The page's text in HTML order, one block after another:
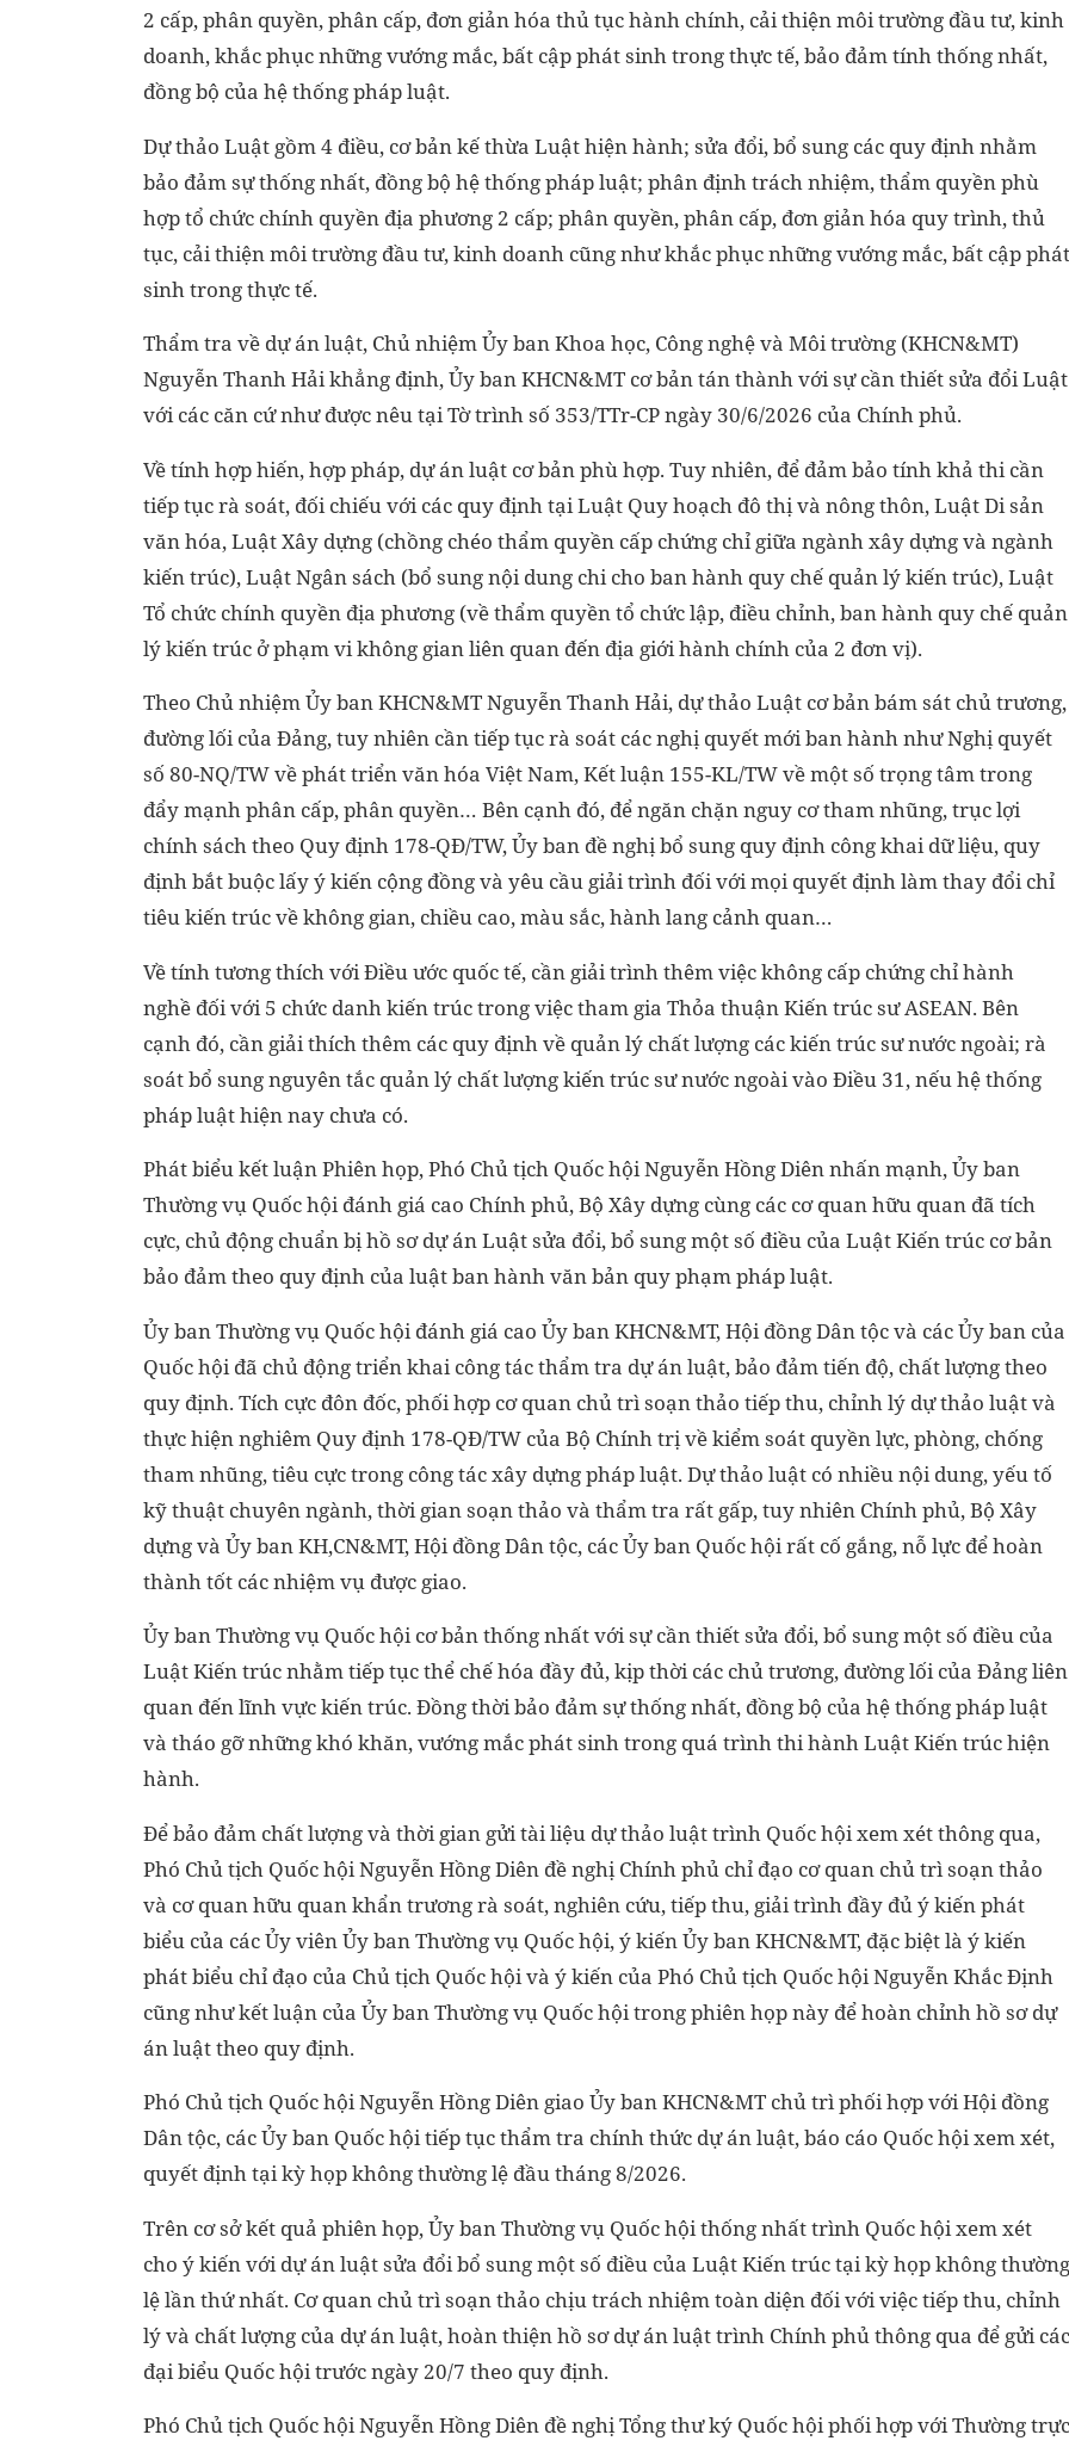
2 cấp, phân quyền, phân cấp, đơn giản hóa thủ tục hành chính, cải thiện môi trường đầu tư, kinh
doanh, khắc phục những vướng mắc, bất cập phát sinh trong thực tế, bảo đảm tính thống nhất,
đồng bộ của hệ thống pháp luật.
Dự thảo Luật gồm 4 điều, cơ bản kế thừa Luật hiện hành; sửa đổi, bổ sung các quy định nhằm
bảo đảm sự thống nhất, đồng bộ hệ thống pháp luật; phân định trách nhiệm, thẩm quyền phù
hợp tổ chức chính quyền địa phương 2 cấp; phân quyền, phân cấp, đơn giản hóa quy trình, thủ
tục, cải thiện môi trường đầu tư, kinh doanh cũng như khắc phục những vướng mắc, bất cập phát
sinh trong thực tế.
Thẩm tra về dự án luật, Chủ nhiệm Ủy ban Khoa học, Công nghệ và Môi trường (KHCN&MT)
Nguyễn Thanh Hải khẳng định, Ủy ban KHCN&MT cơ bản tán thành với sự cần thiết sửa đổi Luật
với các căn cứ như được nêu tại Tờ trình số 353/TTr-CP ngày 30/6/2026 của Chính phủ.
Về tính hợp hiến, hợp pháp, dự án luật cơ bản phù hợp. Tuy nhiên, để đảm bảo tính khả thi cần
tiếp tục rà soát, đối chiếu với các quy định tại Luật Quy hoạch đô thị và nông thôn, Luật Di sản
văn hóa, Luật Xây dựng (chồng chéo thẩm quyền cấp chứng chỉ giữa ngành xây dựng và ngành
kiến trúc), Luật Ngân sách (bổ sung nội dung chi cho ban hành quy chế quản lý kiến trúc), Luật
Tổ chức chính quyền địa phương (về thẩm quyền tổ chức lập, điều chỉnh, ban hành quy chế quản
lý kiến trúc ở phạm vi không gian liên quan đến địa giới hành chính của 2 đơn vị).
Theo Chủ nhiệm Ủy ban KHCN&MT Nguyễn Thanh Hải, dự thảo Luật cơ bản bám sát chủ trương,
đường lối của Đảng, tuy nhiên cần tiếp tục rà soát các nghị quyết mới ban hành như Nghị quyết
số 80-NQ/TW về phát triển văn hóa Việt Nam, Kết luận 155-KL/TW về một số trọng tâm trong
đẩy mạnh phân cấp, phân quyền… Bên cạnh đó, để ngăn chặn nguy cơ tham nhũng, trục lợi
chính sách theo Quy định 178-QĐ/TW, Ủy ban đề nghị bổ sung quy định công khai dữ liệu, quy
định bắt buộc lấy ý kiến cộng đồng và yêu cầu giải trình đối với mọi quyết định làm thay đổi chỉ
tiêu kiến trúc về không gian, chiều cao, màu sắc, hành lang cảnh quan…
Về tính tương thích với Điều ước quốc tế, cần giải trình thêm việc không cấp chứng chỉ hành
nghề đối với 5 chức danh kiến trúc trong việc tham gia Thỏa thuận Kiến trúc sư ASEAN. Bên
cạnh đó, cần giải thích thêm các quy định về quản lý chất lượng các kiến trúc sư nước ngoài; rà
soát bổ sung nguyên tắc quản lý chất lượng kiến trúc sư nước ngoài vào Điều 31, nếu hệ thống
pháp luật hiện nay chưa có.
Phát biểu kết luận Phiên họp, Phó Chủ tịch Quốc hội Nguyễn Hồng Diên nhấn mạnh, Ủy ban
Thường vụ Quốc hội đánh giá cao Chính phủ, Bộ Xây dựng cùng các cơ quan hữu quan đã tích
cực, chủ động chuẩn bị hồ sơ dự án Luật sửa đổi, bổ sung một số điều của Luật Kiến trúc cơ bản
bảo đảm theo quy định của luật ban hành văn bản quy phạm pháp luật.
Ủy ban Thường vụ Quốc hội đánh giá cao Ủy ban KHCN&MT, Hội đồng Dân tộc và các Ủy ban của
Quốc hội đã chủ động triển khai công tác thẩm tra dự án luật, bảo đảm tiến độ, chất lượng theo
quy định. Tích cực đôn đốc, phối hợp cơ quan chủ trì soạn thảo tiếp thu, chỉnh lý dự thảo luật và
thực hiện nghiêm Quy định 178-QĐ/TW của Bộ Chính trị về kiểm soát quyền lực, phòng, chống
tham nhũng, tiêu cực trong công tác xây dựng pháp luật. Dự thảo luật có nhiều nội dung, yếu tố
kỹ thuật chuyên ngành, thời gian soạn thảo và thẩm tra rất gấp, tuy nhiên Chính phủ, Bộ Xây
dựng và Ủy ban KH,CN&MT, Hội đồng Dân tộc, các Ủy ban Quốc hội rất cố gắng, nỗ lực để hoàn
thành tốt các nhiệm vụ được giao.
Ủy ban Thường vụ Quốc hội cơ bản thống nhất với sự cần thiết sửa đổi, bổ sung một số điều của
Luật Kiến trúc nhằm tiếp tục thể chế hóa đầy đủ, kịp thời các chủ trương, đường lối của Đảng liên
quan đến lĩnh vực kiến trúc. Đồng thời bảo đảm sự thống nhất, đồng bộ của hệ thống pháp luật
và tháo gỡ những khó khăn, vướng mắc phát sinh trong quá trình thi hành Luật Kiến trúc hiện
hành.
Để bảo đảm chất lượng và thời gian gửi tài liệu dự thảo luật trình Quốc hội xem xét thông qua,
Phó Chủ tịch Quốc hội Nguyễn Hồng Diên đề nghị Chính phủ chỉ đạo cơ quan chủ trì soạn thảo
và cơ quan hữu quan khẩn trương rà soát, nghiên cứu, tiếp thu, giải trình đầy đủ ý kiến phát
biểu của các Ủy viên Ủy ban Thường vụ Quốc hội, ý kiến Ủy ban KHCN&MT, đặc biệt là ý kiến
phát biểu chỉ đạo của Chủ tịch Quốc hội và ý kiến của Phó Chủ tịch Quốc hội Nguyễn Khắc Định
cũng như kết luận của Ủy ban Thường vụ Quốc hội trong phiên họp này để hoàn chỉnh hồ sơ dự
án luật theo quy định.
Phó Chủ tịch Quốc hội Nguyễn Hồng Diên giao Ủy ban KHCN&MT chủ trì phối hợp với Hội đồng
Dân tộc, các Ủy ban Quốc hội tiếp tục thẩm tra chính thức dự án luật, báo cáo Quốc hội xem xét,
quyết định tại kỳ họp không thường lệ đầu tháng 8/2026.
Trên cơ sở kết quả phiên họp, Ủy ban Thường vụ Quốc hội thống nhất trình Quốc hội xem xét
cho ý kiến với dự án luật sửa đổi bổ sung một số điều của Luật Kiến trúc tại kỳ họp không thường
lệ lần thứ nhất. Cơ quan chủ trì soạn thảo chịu trách nhiệm toàn diện đối với việc tiếp thu, chỉnh
lý và chất lượng của dự án luật, hoàn thiện hồ sơ dự án luật trình Chính phủ thông qua để gửi các
đại biểu Quốc hội trước ngày 20/7 theo quy định.
Phó Chủ tịch Quốc hội Nguyễn Hồng Diên đề nghị Tổng thư ký Quốc hội phối hợp với Thường trực